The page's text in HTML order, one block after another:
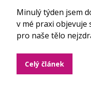
Minulý týden jsem
v mé praxi objevuje
pro naše tělo
Celý článek